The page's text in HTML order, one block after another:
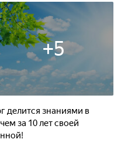
+5
делится знаниями в
за 10 лет своей